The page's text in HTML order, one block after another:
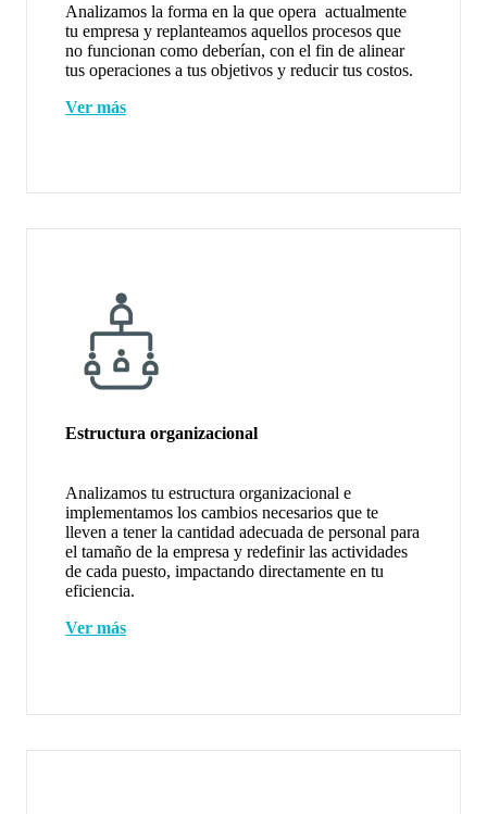
Analizamos la forma en la que opera actualmente
tu empresa y replanteamos aquellos procesos que
no funcionan como deberían, con el fin de alinear
tus operaciones a tus objetivos y reducir tus costos.
Ver más
Estructura organizacional
Analizamos tu estructura organizacional e
implementamos los cambios necesarios que te
lleven a tener la cantidad adecuada de personal para
el tamaño de la empresa y redefinir las actividades
de cada puesto, impactando directamente en tu
eficiencia.
Ver más